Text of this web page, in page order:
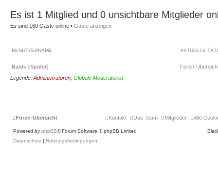
Es ist 1 Mitglied und 0 unsichtbare Mitglieder
Es sind 160 Gäste online • Gäste anzeigen
BENUTZERNAME AKTUELLE
Baidu [Spider]
Foren-
Legende: Administratoren Globale Moderatoren
Foren-Übersicht Alle
Mitglieder
Das Team
Kontakt
Powered by phpBB® Forum Software © phpBB Limited
Datenschutz | Nutzungsbedingungen